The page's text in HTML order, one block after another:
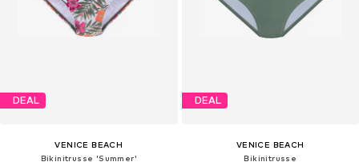
DEAL
VENICE BEACH
Bikinitrusse 'Summer'
DEAL
VENICE BEACH
Bikinitrusse